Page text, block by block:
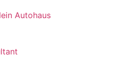
Autohaus